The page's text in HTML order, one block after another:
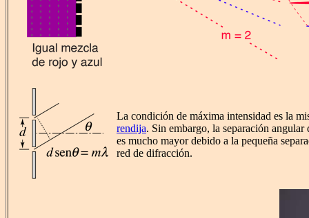
La condición de máxima intensidad es la
rendija. Sin embargo, la separación
es mucho mayor debido a la pequeña
red de difracción.